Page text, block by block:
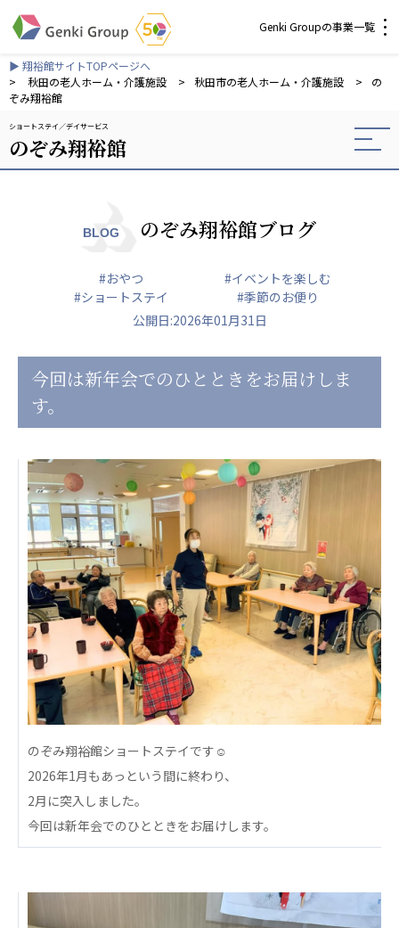
Genki Groupの事業一覧
介護・福祉
社会福祉法人 元気村グループ
社会福祉法人元気村
社会福祉法人長寿の森
株式会社 サンガジャパン
株式会社日本遮蔽技研
株式会社Genkiリレーションズ
一般社団法人 日本高齢者福祉協会
日本高齢者福祉協会
爽やかな風 中部エリア
爽やかな風 那覇エリア
鷹揚館
社会福祉法人 共生会
特別養護老人ホーム 共生の家
株式会社 アジアメデカ元気事業団
アジアメデカ元気事業団
株式会社 爽やかな風九州
爽やかな風九州
株式会社 七星
七星
社会福祉法人 福ふく
福ふく
株式会社 せきれい
せきれい
社会福祉法人 心の会
心の会
医療（共に生きる仲間達）
S-Labo（渋谷院）
▶ 翔裕館サイトTOPページへ
>
秋田の老人ホーム・介護施設 > 秋田市の老人ホーム・介護施設 >
の
ぞみ翔裕館
ショートステイ デイサービス
のぞみ翔裕館
BLOG のぞみ翔裕館ブログ
#おやつ
#イベントを楽しむ
#ショートステイ
#季節のお便り
公開日:2026年01月31日
今回は新年会でのひとときをお届けしま
す。
のぞみ翔裕館ショートステイです☺
2026年1月もあっという間に終わり、
2月に突入しました。
今回は新年会でのひとときをお届けします。